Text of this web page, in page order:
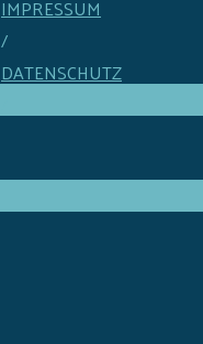
IMPRESSUM
/
DATENSCHUTZ